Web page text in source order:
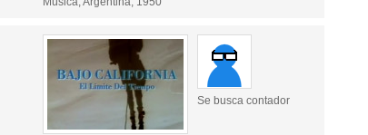
Se busca contador